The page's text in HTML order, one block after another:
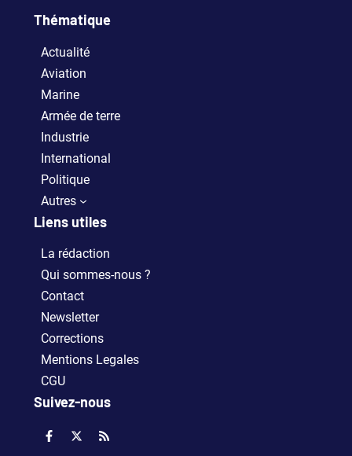
Thématique
Actualité
Aviation
Marine
Armée de terre
Industrie
International
Politique
Autres
Liens utiles
La rédaction
Qui sommes-nous ?
Contact
Newsletter
Corrections
Mentions Legales
CGU
Suivez-nous